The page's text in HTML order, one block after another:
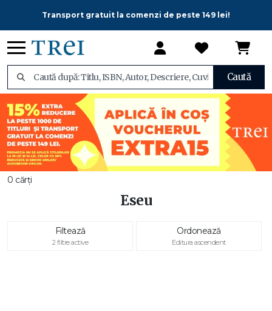
Transport gratuit la comenzi de peste 149 lei!
Caută
0 cărți
Eseu
Filtează
2 filtre active
Ordonează
Editura ascendent